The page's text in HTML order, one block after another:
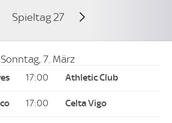
Spieltag 27
Sonntag, 7. März
17:00
17:00